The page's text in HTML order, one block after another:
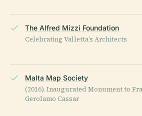
The Alfred Mizzi Foundation
Celebrating Valletta’s Architects
Malta Map Society
(2016). Inaugurated Monument to
Gerolamo Cassar